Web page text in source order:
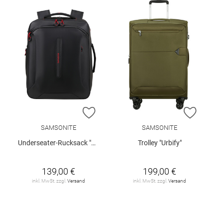
ZUR WUNSCHLISTE HINZUFÜGEN
SAMSONITE
Underseater-Rucksack "Ecodiver"
139,00 €
inkl. MwSt. zzgl. Versand
ZUR
SAMSONITE
Trolley "Urbify"
199,00 €
inkl. MwSt. zzgl. Versand